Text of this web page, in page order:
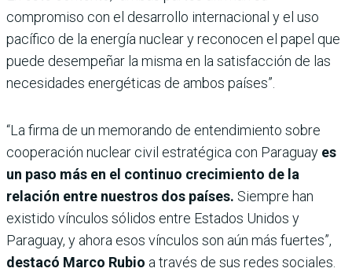
compromiso con el desarrollo internacional y el uso
pacífico de la energía nuclear y reconocen el papel que
puede desempeñar la misma en la satisfacción de las
necesidades energéticas de ambos países”.
“La firma de un memorando de entendimiento sobre
cooperación nuclear civil estratégica con Paraguay es
un paso más en el continuo crecimiento de la
relación entre nuestros dos países. Siempre han
existido vínculos sólidos entre Estados Unidos y
Paraguay, y ahora esos vínculos son aún más fuertes”,
destacó Marco Rubio a través de sus redes sociales.